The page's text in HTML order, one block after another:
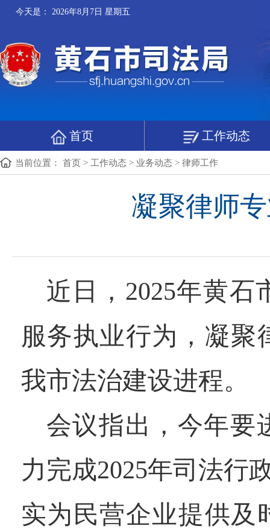
今天是： 2026年8月7日 星期五
首页 工作动态
当前位置： 首页 > 工作动态 > 业务动态 > 律师工作
凝聚律师
近日，2025年黄
服务执业行为，凝聚
我市法治建设进程。
会议指出，今年要
力完成2025年司法行
实为民营企业提供及